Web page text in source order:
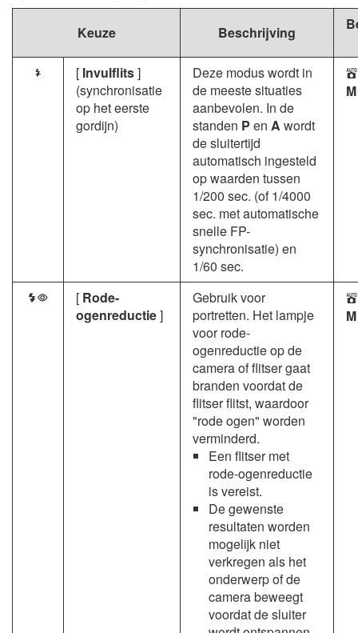
Keuze Beschrijving
I [ Invulflits]
(synchronisatie
op het eerste
gordijn)
Deze modus wordt in
de meeste situaties
aanbevolen. In de
standen P en A wordt
de sluitertijd
automatisch ingesteld
op waarden tussen
1/200 sec. (of 1/4000
sec. met automatische
snelle FP-
synchronisatie) en
1/60 sec.
b
M
J [ Rode-
ogenreductie]
Gebruik voor
portretten. Het lampje
voor rode-
ogenreductie op de
camera of flitser gaat
branden voordat de
flitser flitst, waardoor
"rode ogen" worden
verminderd.
Een flitser met
rode-ogenreductie
is vereist.
De gewenste
resultaten worden
mogelijk niet
verkregen als het
onderwerp of de
camera beweegt
voordat de sluiter
b
M